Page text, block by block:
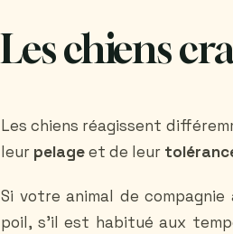
Les chiens
Les chiens réagissent
leur pelageet de leur
Si votre animal de
poil, s’il est habitué aux